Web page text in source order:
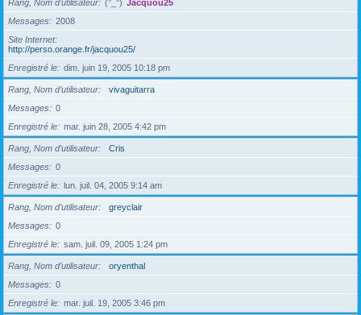
Rang, Nom d’utilisateur (°_°) Jacquou25
Messages
2008
Site Internet
http://perso.orange.fr/jacquou25/
Enregistré le
dim. juin 19, 2005 10:18 pm
Rang, Nom d’utilisateur
vivaguitarra
Messages
0
Enregistré le
mar. juin 28, 2005 4:42 pm
Rang, Nom d’utilisateur
Cris
Messages
0
Enregistré le
lun. juil. 04, 2005 9:14 am
Rang, Nom d’utilisateur
greyclair
Messages
0
Enregistré le
sam. juil. 09, 2005 1:24 pm
Rang, Nom d’utilisateur
oryenthal
Messages
0
Enregistré le
mar. juil. 19, 2005 3:46 pm